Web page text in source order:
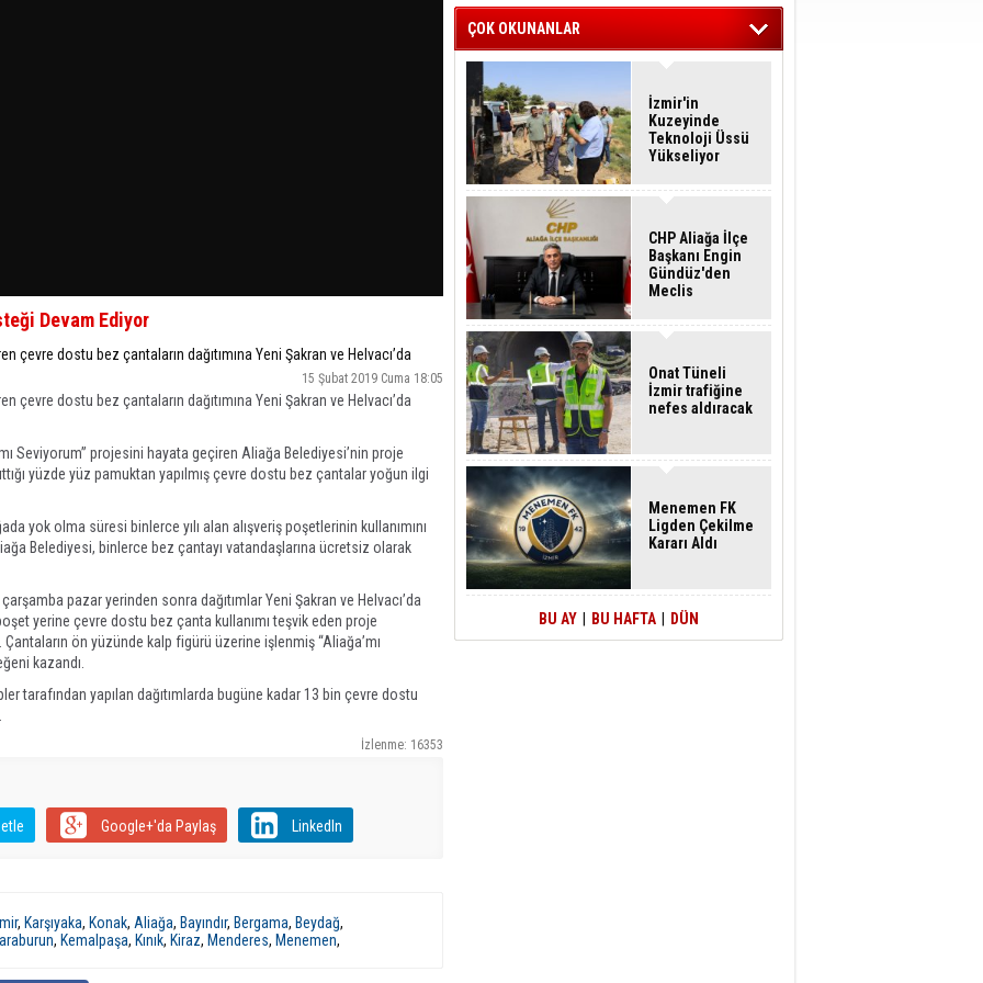
Devam Ediyor
dostu bez çantaların dağıtımına Yeni Şakran ve Helvacı’da
15 Şubat 2019 Cuma 18:05
dostu bez çantaların dağıtımına Yeni Şakran ve Helvacı’da
Seviyorum” projesini hayata geçiren Aliağa Belediyesi’nin proje
yüzde yüz pamuktan yapılmış çevre dostu bez çantalar yoğun ilgi
yok olma süresi binlerce yılı alan alışveriş poşetlerinin kullanımını
Belediyesi, binlerce bez çantayı vatandaşlarına ücretsiz olarak
pazar yerinden sonra dağıtımlar Yeni Şakran ve Helvacı’da
yerine çevre dostu bez çanta kullanımı teşvik eden proje
ön yüzünde kalp figürü üzerine işlenmiş “Aliağa’mı
kazandı.
tarafından yapılan dağıtımlarda bugüne kadar 13 bin çevre dostu
İzlenme: 16353
Google+'da Paylaş LinkedIn
, Karşıyaka, Konak, Aliağa, Bayındır, Bergama, Beydağ,
, Kemalpaşa, Kınık, Kiraz, Menderes, Menemen,
ÇOK OKUNANLAR
İzmir'in
Kuzeyinde
Teknoloji Üssü
Yükseliyor
CHP Aliağa İlçe
Başkanı Engin
Gündüz'den
Meclis
Çağrısı
Onat Tüneli
İzmir trafiğine
nefes aldıracak
Menemen FK
Ligden Çekilme
Kararı Aldı
BU AY BU HAFTA DÜN